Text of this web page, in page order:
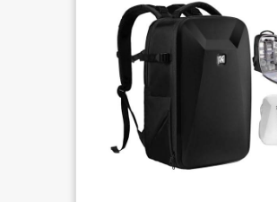
les normes de bagage cabine de la
compagnies aériennes. 【Protection
et Durabilité】Equipé d'une housse
imperméable. Les bretelles
ajustables, ainsi que le dos aéré en
un port confortable et respirant, même
charge lourde. 【Multifonction】
cloisons pour transformer ce sac photo
à dos urbain léger et élégant. Parfait
excursions quotidiennes. Le noir,
pratique, s'adapte à tous les usages.
ou un souci ? Notre service client
répond avec plaisir.